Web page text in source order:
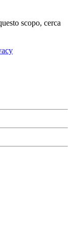
scopo, cerca